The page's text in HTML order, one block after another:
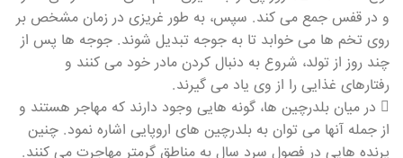
و در قفس جمع می کند. سپس، به طور غریزی در زمان مشخص بر
روی تخم ها می خوابد تا به جوجه تبدیل شوند. جوجه ها پس از
چند روز از تولد، شروع به دنبال کردن مادر خود می کنند و
رفتارهای غذایی را از وی یاد می گیرند.
 در میان بلدرچین ها، گونه هایی وجود دارند که مهاجر هستند و
از جمله آنها می توان به بلدرچین های اروپایی اشاره نمود. چنین
پرنده هایی در فصول سرد سال به مناطق گرمتر مهاجرت می کنند.